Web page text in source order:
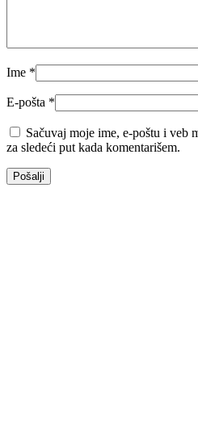
Ime *
E-pošta *
Sačuvaj moje ime, e-poštu i veb
za sledeći put kada komentarišem.